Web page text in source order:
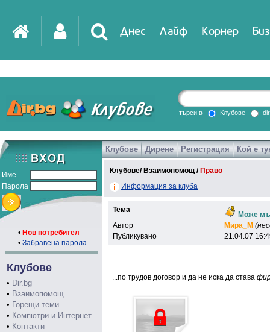
Днес Лайф Корнер
DirTV Impressio
Games
търси в Клубове
Име
Парола
• Нов потребител
• Забравена парола
Клубове
• Dir.bg
• Взаимопомощ
• Горещи теми
• Компютри и Интернет
• Контакти
Клубове Дирене Регистрация Кой е
Клубове/ Взаимопомощ / Право
Информация за клуба
Тема
Може
Автор
Mиpa_M
Публикувано
21.04.07
...по трудов договор и да не иска да става